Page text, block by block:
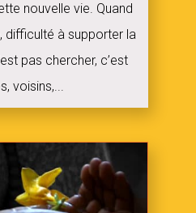
nouvelle vie. Quand
difficulté à supporter la
pas chercher, c’est
voisins,...